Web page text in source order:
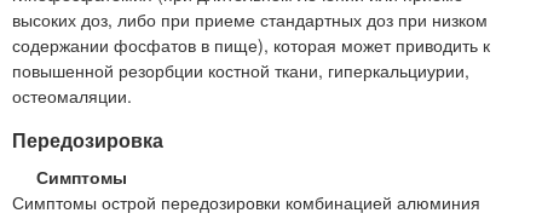
высоких доз, либо при приеме стандартных доз при низком
содержании фосфатов в пище), которая может приводить к
повышенной резорбции костной ткани, гиперкальциурии,
остеомаляции.
Передозировка
Симптомы
Симптомы острой передозировки комбинацией алюминия